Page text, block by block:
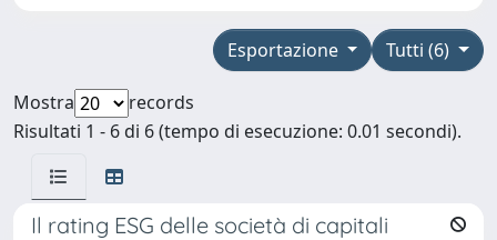
Tutti (6)
Esportazione
Mostra
records
Risultati 1 - 6 di 6 (tempo di esecuzione: 0.01 secondi).
Il rating ESG delle società di capitali